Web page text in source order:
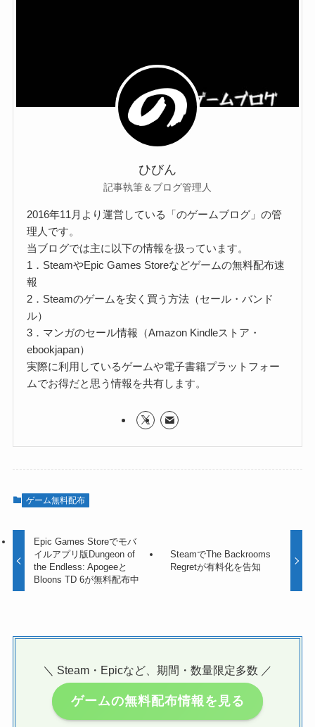
ひびん
記事執筆＆ブログ管理人
2016年11月より運営している「のゲームブログ」の管
理人です。
当ブログでは主に以下の情報を扱っています。
1．SteamやEpic Games Storeなどゲームの無料配布速
報
2．Steamのゲームを安く買う方法（セール・バンド
ル）
3．マンガのセール情報（Amazon Kindleストア・
ebookjapan）
実際に利用しているゲームや電子書籍プラットフォー
ムでお得だと思う情報を共有します。
ゲーム無料配布
Epic Games Storeでモバ
イルアプリ版Dungeon of
the Endless: Apogeeと
Bloons TD 6が無料配布中
SteamでThe Backrooms
Regretが有料化を告知
＼ Steam・Epicなど、期間・数量限定多数 ／
ゲームの無料配布情報を見る